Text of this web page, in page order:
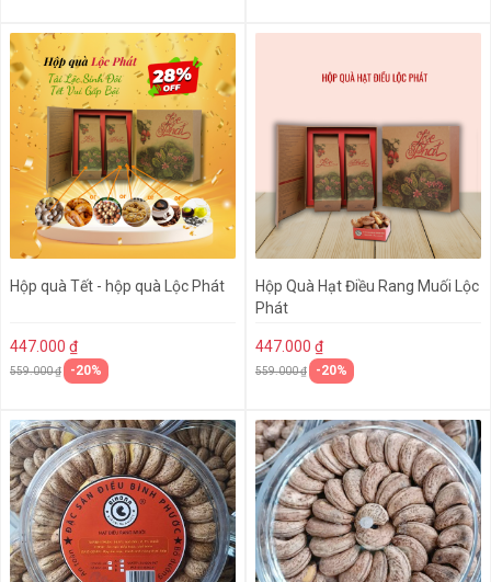
Hộp quà Tết - hộp quà Lộc Phát
447.000 ₫
559.000 ₫ -20%
Hộp Quà Hạt Điều Rang Muối Lộc
Phát
447.000 ₫
559.000 ₫ -20%